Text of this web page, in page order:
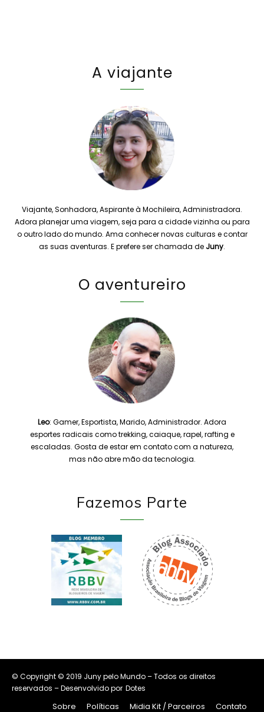
A viajante
Viajante, Sonhadora, Aspirante à Mochileira, Administradora.
Adora planejar uma viagem, seja para a cidade vizinha ou para
o outro lado do mundo. Ama conhecer novas culturas e contar
as suas aventuras. E prefere ser chamada de Juny.
O aventureiro
Leo: Gamer, Esportista, Marido, Administrador. Adora
esportes radicais como trekking, caiaque, rapel, rafting e
escaladas. Gosta de estar em contato com a natureza,
mas não abre mão da tecnologia.
Fazemos Parte
© Copyright © 2019 Juny pelo Mundo – Todos os direitos
reservados – Desenvolvido por Dotes
Sobre Políticas Midia Kit / Parceiros Contato